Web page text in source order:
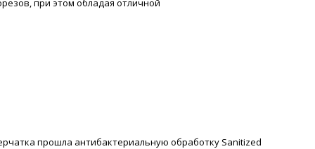
при этом обладая отличной
прошла антибактериальную обработку Sanitized